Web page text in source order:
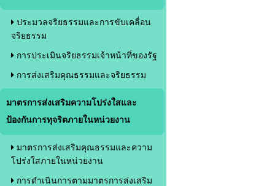
ประมวลจริยธรรมและการขับเคลื่อน
จริยธรรม
การประเมินจริยธรรมเจ้าหน้าที่ของรัฐ
การส่งเสริมคุณธรรมและจริยธรรม
มาตรการส่งเสริมความโปร่งใสและ
ป้องกันการทุจริตภายในหน่วยงาน
มาตรการส่งเสริมคุณธรรมและความ
โปร่งใสภายในหน่วยงาน
การดำเนินการตามมาตรการส่งเสริม